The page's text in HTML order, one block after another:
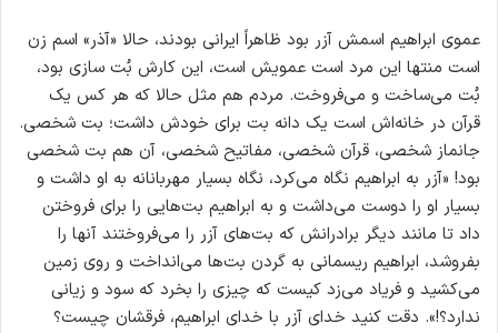
عموی ابراهیم اسمش آزر بود ظاهراً ایرانی بودند، حالا «آذر» اسم زن
است منتها این مرد است عمویش است، این کارش بُت سازی بود،
بُت می‌ساخت و می‌فروخت. مردم هم مثل حالا که هر کس یک
قرآن در خانه‌اش است یک دانه بت برای خودش داشت؛ بت شخصی.
جانماز شخصی، قرآن شخصی، مفاتیح شخصی، آن هم بت شخصی
بود! «آزر به ابراهیم نگاه می‌کرد، نگاه بسیار مهربانانه به او داشت و
بسیار او را دوست می‌داشت و به ابراهیم بت‌هایی را برای فروختن
داد تا مانند دیگر برادرانش که بت‌های آزر را می‌فروختند آنها را
بفروشد، ابراهیم ریسمانی به گردن بت‌ها می‌انداخت و روی زمین
می‌کشید و فریاد می‌زد کیست که چیزی را بخرد که سود و زیانی
ندارد؟!». دقت کنید خدای آزر با خدای ابراهیم، فرقشان چیست؟